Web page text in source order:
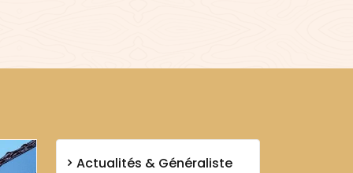
Actualités & Généraliste